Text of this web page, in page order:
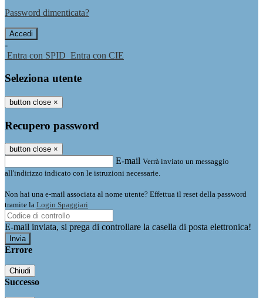
Password dimenticata?
-
Entra con SPID Entra con CIE
Seleziona utente
button close ×
Recupero password
button close ×
E-mail Verrà inviato un messaggio
all'indirizzo indicato con le istruzioni necessarie.
Non hai una e-mail associata al nome utente? Effettua il reset della password
tramite la Login Spaggiari
E-mail inviata, si prega di controllare la casella di posta elettronica!
Errore
Chiudi
Successo